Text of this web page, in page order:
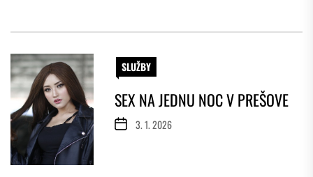
SLUŽBY
SEX NA JEDNU NOC V PREŠOVE
3. 1. 2026